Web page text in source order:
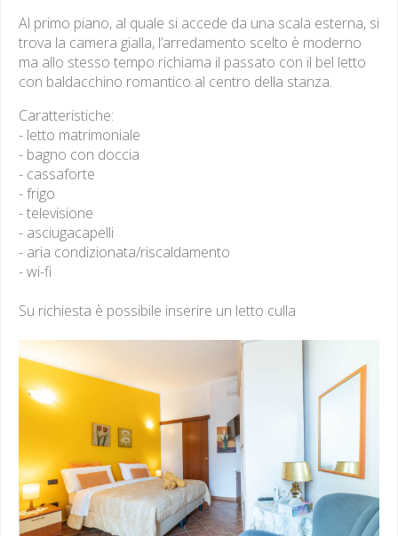
Il Bed and
Al primo piano, al quale si accede da una scala esterna, si
trova la camera gialla, l’arredamento scelto è moderno
ma allo stesso tempo richiama il passato con il bel letto
con baldacchino romantico al centro della stanza.
Caratteristiche:
- letto matrimoniale
- bagno con doccia
- cassaforte
- frigo
- televisione
- asciugacapelli
- aria condizionata/riscaldamento
- wi-fi
Su richiesta è possibile inserire un letto culla